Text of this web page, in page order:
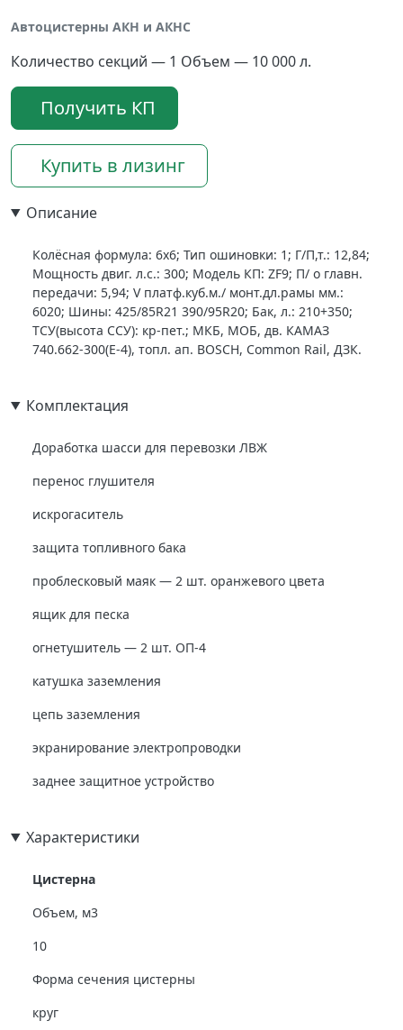
Автоцистерны АКН и АКНС
Количество секций — 1 Объем — 10 000 л.
Получить КП
Купить в лизинг
Описание
Колёсная формула: 6х6; Тип ошиновки: 1; Г/П,т.: 12,84;
Мощность двиг. л.с.: 300; Модель КП: ZF9; П/ о главн.
передачи: 5,94; V платф.куб.м./ монт.дл.рамы мм.:
6020; Шины: 425/85R21 390/95R20; Бак, л.: 210+350;
ТСУ(высота ССУ): кр-пет.; МКБ, МОБ, дв. КАМАЗ
740.662-300(Е-4), топл. ап. BOSCH, Common Rail, ДЗК.
Комплектация
Доработка шасси для перевозки ЛВЖ
перенос глушителя
искрогаситель
защита топливного бака
проблесковый маяк — 2 шт. оранжевого цвета
ящик для песка
огнетушитель — 2 шт. ОП-4
катушка заземления
цепь заземления
экранирование электропроводки
заднее защитное устройство
Характеристики
Цистерна
Объем, м3
10
Форма сечения цистерны
круг